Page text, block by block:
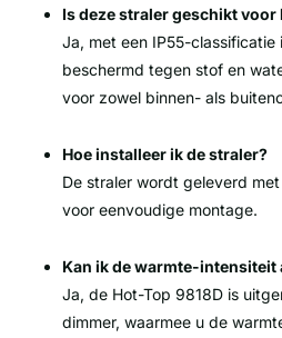
Is deze straler geschikt
Ja, met een IP55-classificatie
beschermd tegen stof en
voor zowel binnen- als
Hoe installeer ik de straler?
De straler wordt geleverd
voor eenvoudige montage.
Kan ik de warmte-intensiteit
Ja, de Hot-Top 9818D is
dimmer, waarmee u de